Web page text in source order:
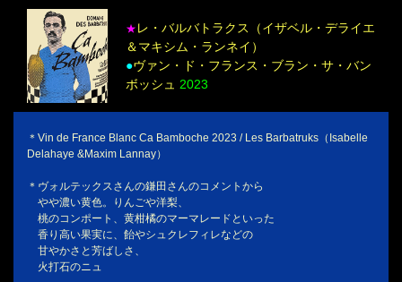
★ レ・バルバトラクス（イザベル・デライエ
＆マキシム・ランネイ）
●ヴァン・ド・フランス・ブラン・サ・バン
ボッシュ 2023
＊Vin de France Blanc Ca Bamboche 2023 / Les Barbatruks（Isabelle
Delahaye &Maxim Lannay）
＊ヴォルテックスさんの鎌田さんのコメントから
やや濃い黄色。りんごや洋梨、
桃のコンポート、黄柑橘のマーマレードといった
香り高い果実に、飴やシュクレフィレなどの
甘やかさと芳ばしさ、
火打石のニュ